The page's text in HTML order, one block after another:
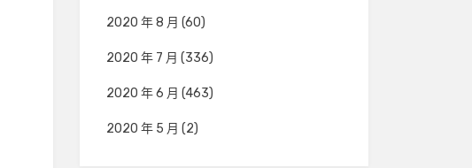
2020 年 8 月 (60)
2020 年 7 月 (336)
2020 年 6 月 (463)
2020 年 5 月 (2)